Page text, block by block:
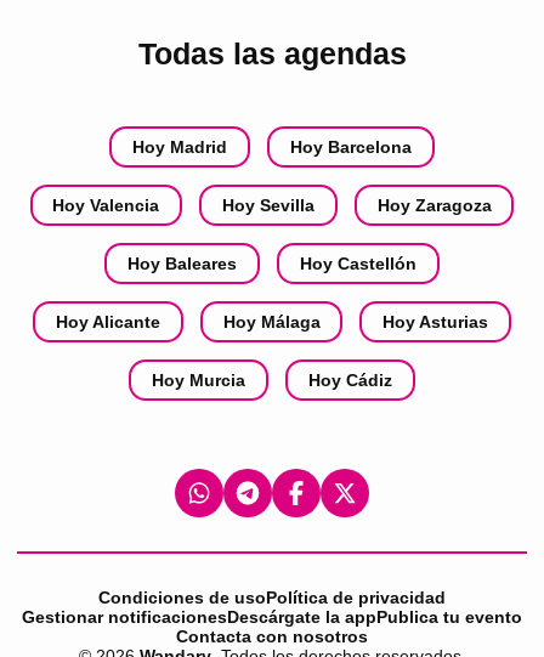
Todas las agendas
Hoy Madrid Hoy Barcelona
Hoy Valencia Hoy Sevilla Hoy Zaragoza
Hoy Baleares Hoy Castellón
Hoy Alicante Hoy Málaga Hoy Asturias
Hoy Murcia Hoy Cádiz
Condiciones de usoPolítica de privacidad
Gestionar notificacionesDescárgate la appPublica tu evento
Contacta con nosotros